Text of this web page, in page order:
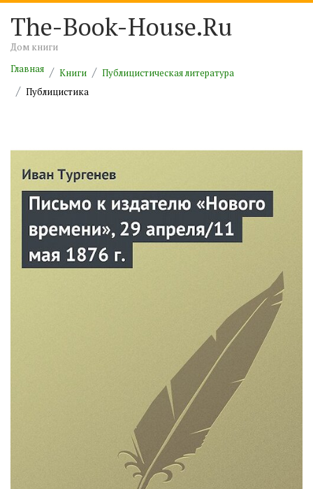
The-Book-House.Ru
Дом книги
Главная
Книги
Публицистическая литература
Публицистика